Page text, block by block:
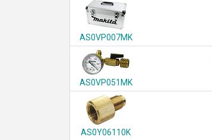
AS0VP007MK
AS0VP051MK
AS0Y06110K